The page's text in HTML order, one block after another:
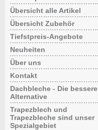
Übersicht alle Artikel
Übersicht Zubehör
Tiefstpreis-Angebote
Neuheiten
Über uns
Kontakt
Dachbleche - Die bessere
Alternative
Trapezblech und
Trapezbleche sind unser
Spezialgebiet